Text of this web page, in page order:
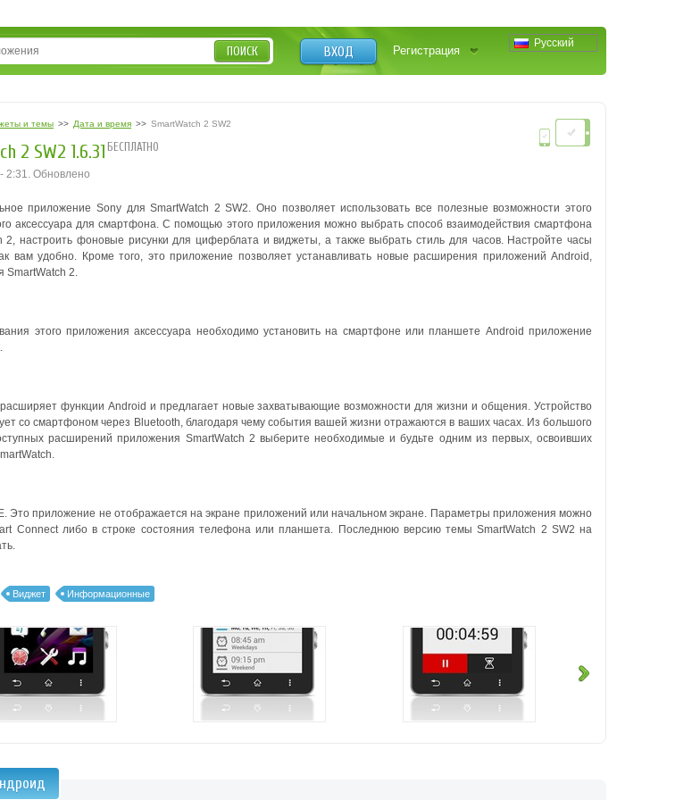
Русский
ВХОД Регистрация
ПОИСК
и темы >> Дата и время >> SmartWatch 2 SW2
2 SW2 1.6.31 БЕСПЛАТНО
2:31. Обновлено
приложение Sony для SmartWatch 2 SW2. Оно позволяет использовать все полезные возможности этого
аксессуара для смартфона. С помощью этого приложения можно выбрать способ взаимодействия смартфона
2, настроить фоновые рисунки для циферблата и виджеты, а также выбрать стиль для часов. Настройте часы
вам удобно. Кроме того, это приложение позволяет устанавливать новые расширения приложений Android,
SmartWatch 2.
этого приложения аксессуара необходимо установить на смартфоне или планшете Android приложение
.
функции Android и предлагает новые захватывающие возможности для жизни и общения. Устройство
со смартфоном через Bluetooth, благодаря чему события вашей жизни отражаются в ваших часах. Из большого
расширений приложения SmartWatch 2 выберите необходимые и будьте одним из первых, освоивших
приложение не отображается на экране приложений или начальном экране. Параметры приложения можно
Connect либо в строке состояния телефона или планшета. Последнюю версию темы SmartWatch 2 SW2 на
Виджет Информационные